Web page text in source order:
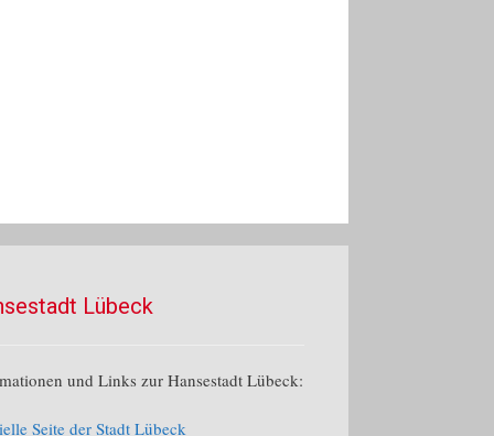
Lübeck
und Links zur Hansestadt Lübeck:
Seite der Stadt Lübeck